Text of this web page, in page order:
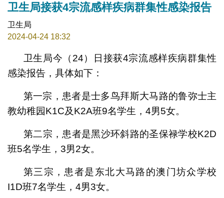
卫生局接获4宗流感样疾病群集性感染报告
卫生局
2024-04-24 18:32
卫生局今（24）日接获4宗流感样疾病群集性
感染报告，具体如下：
第一宗，患者是士多鸟拜斯大马路的鲁弥士主
教幼稚园K1C及K2A班9名学生，4男5女。
第二宗，患者是黑沙环斜路的圣保禄学校K2D
班5名学生，3男2女。
第三宗，患者是东北大马路的澳门坊众学校
I1D班7名学生，4男3女。